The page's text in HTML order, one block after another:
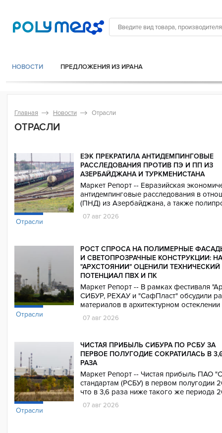
НОВОСТИ ПРЕДЛОЖЕНИЯ ИЗ ИРАНА
Главная Новости Отрасли
ОТРАСЛИ
Отрасли
ЕЭК ПРЕКРАТИЛА АНТИДЕМПИНГОВЫЕ
РАССЛЕДОВАНИЯ ПРОТИВ ПЭ И ПП ИЗ
АЗЕРБАЙДЖАНА И ТУРКМЕНИСТАНА
Маркет Репорт -- Евразийская
антидемпинговые расследования в
(ПНД) из Азербайджана, а также
07 авг 2026
Отрасли
РОСТ СПРОСА НА ПОЛИМЕРНЫЕ
И СВЕТОПРОЗРАЧНЫЕ КОНСТРУКЦИИ: НА
"АРХСТОЯНИИ" ОЦЕНИЛИ ТЕХНИЧЕСКИЙ
ПОТЕНЦИАЛ ПВХ И ПК
Маркет Репорт -- В рамках фестиваля
СИБУР, РЕХАУ и "СафПласт" обсудили
материалов в архитектурном
07 авг 2026
Отрасли
ЧИСТАЯ ПРИБЫЛЬ СИБУРА ПО РСБУ ЗА
ПЕРВОЕ ПОЛУГОДИЕ СОКРАТИЛАСЬ В
РАЗА
Маркет Репорт -- Чистая прибыль ПАО
стандартам (РСБУ) в первом полугодии
что в 3,6 раза ниже такого же периода
07 авг 2026